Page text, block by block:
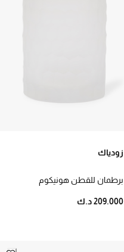
برطمان للقطن هونيكوم
زودياك
209.000 د.ك